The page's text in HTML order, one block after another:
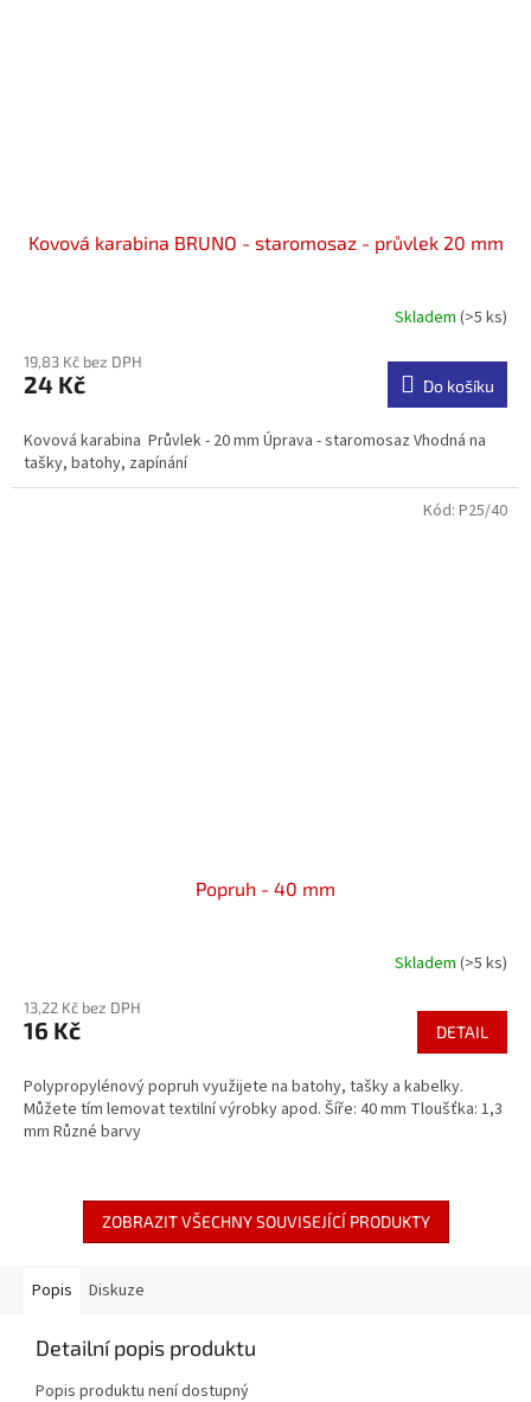
Kovová karabina BRUNO - staromosaz - průvlek 20 mm
produktu
je
z
5
hvězdiček.
Skladem(>5 ks)
19,83 Kč bez DPH
24 Kč Do košíku
Kovová karabina Průvlek - 20 mm Úprava - staromosaz Vhodná na
tašky, batohy, zapínání
Popruh - 40 mm
produktu
je
z
5
hvězdiček.
Skladem(>5 ks)
13,22 Kč bez DPH
16 Kč DETAIL
Polypropylénový popruh využijete na batohy, tašky a kabelky.
Můžete tím lemovat textilní výrobky apod. Šíře: 40 mm Tloušťka: 1,3
mm Různé barvy
Kód: P25/40
ZOBRAZIT VŠECHNY SOUVISEJÍCÍ PRODUKTY
Popis Diskuze
Detailní popis produktu
Popis produktu není dostupný